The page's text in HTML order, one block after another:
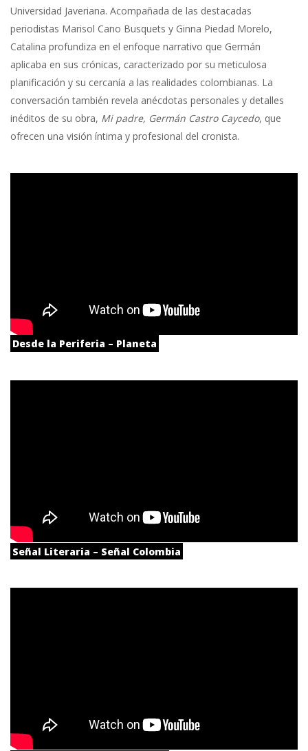
Universidad Javeriana. Acompañada de las destacadas
periodistas Marisol Cano Busquets y Ginna Piedad Morelo,
Catalina profundiza en el enfoque narrativo que Germán
aplicaba en sus crónicas, caracterizado por su meticulosa
planificación y su cercanía a las realidades colombianas. La
conversación también revela anécdotas personales y detalles
inéditos de su obra, Mi padre, Germán Castro Caycedo, que
ofrecen una visión íntima y profesional del cronista.
Desde la Periferia – Planeta
Señal Literaria – Señal Colombia